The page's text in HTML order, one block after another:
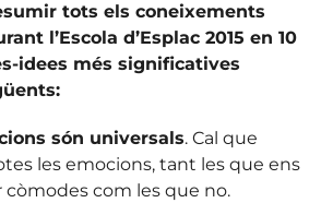
tots els coneixements
l’Escola d’Esplac 2015 en 10
­idees més significatives
són universals. Cal que
les emocions, tant les que ens
còmodes com les que no.